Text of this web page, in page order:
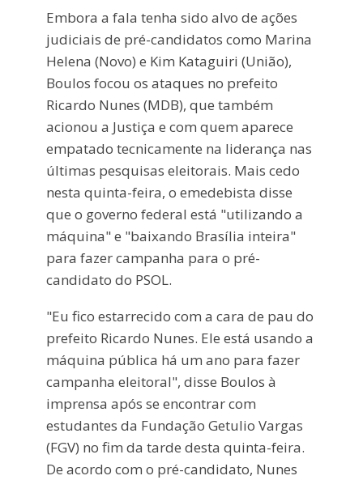
Embora a fala tenha sido alvo de ações
judiciais de pré-candidatos como Marina
Helena (Novo) e Kim Kataguiri (União),
Boulos focou os ataques no prefeito
Ricardo Nunes (MDB), que também
acionou a Justiça e com quem aparece
empatado tecnicamente na liderança nas
últimas pesquisas eleitorais. Mais cedo
nesta quinta-feira, o emedebista disse
que o governo federal está "utilizando a
máquina" e "baixando Brasília inteira"
para fazer campanha para o pré-
candidato do PSOL.
"Eu fico estarrecido com a cara de pau do
prefeito Ricardo Nunes. Ele está usando a
máquina pública há um ano para fazer
campanha eleitoral", disse Boulos à
imprensa após se encontrar com
estudantes da Fundação Getulio Vargas
(FGV) no fim da tarde desta quinta-feira.
De acordo com o pré-candidato, Nunes